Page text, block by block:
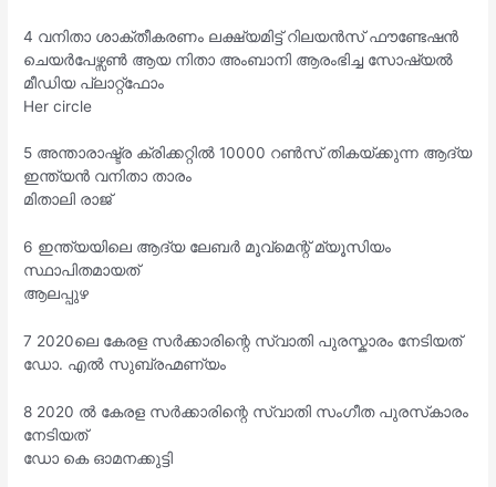
4 വനിതാ ശാക്തീകരണം ലക്ഷ്യമിട്ട് റിലയൻസ് ഫൗണ്ടേഷൻ
ചെയർപേഴ്സൺ ആയ നിതാ അംബാനി ആരംഭിച്ച സോഷ്യൽ
മീഡിയ പ്ലാറ്റ്ഫോം
Her circle
5 അന്താരാഷ്ട്ര ക്രിക്കറ്റിൽ 10000 റൺസ് തികയ്ക്കുന്ന ആദ്യ
ഇന്ത്യൻ വനിതാ താരം
മിതാലി രാജ്
6 ഇന്ത്യയിലെ ആദ്യ ലേബർ മൂവ്മെന്റ് മ്യൂസിയം
സ്ഥാപിതമായത്
ആലപ്പുഴ
7 2020ലെ കേരള സർക്കാരിന്റെ സ്വാതി പുരസ്കാരം നേടിയത്
ഡോ. എൽ സുബ്രഹ്മണ്യം
8 2020 ൽ കേരള സർക്കാരിന്റെ സ്വാതി സംഗീത പുരസ്‌കാരം
നേടിയത്
ഡോ കെ ഓമനക്കുട്ടി